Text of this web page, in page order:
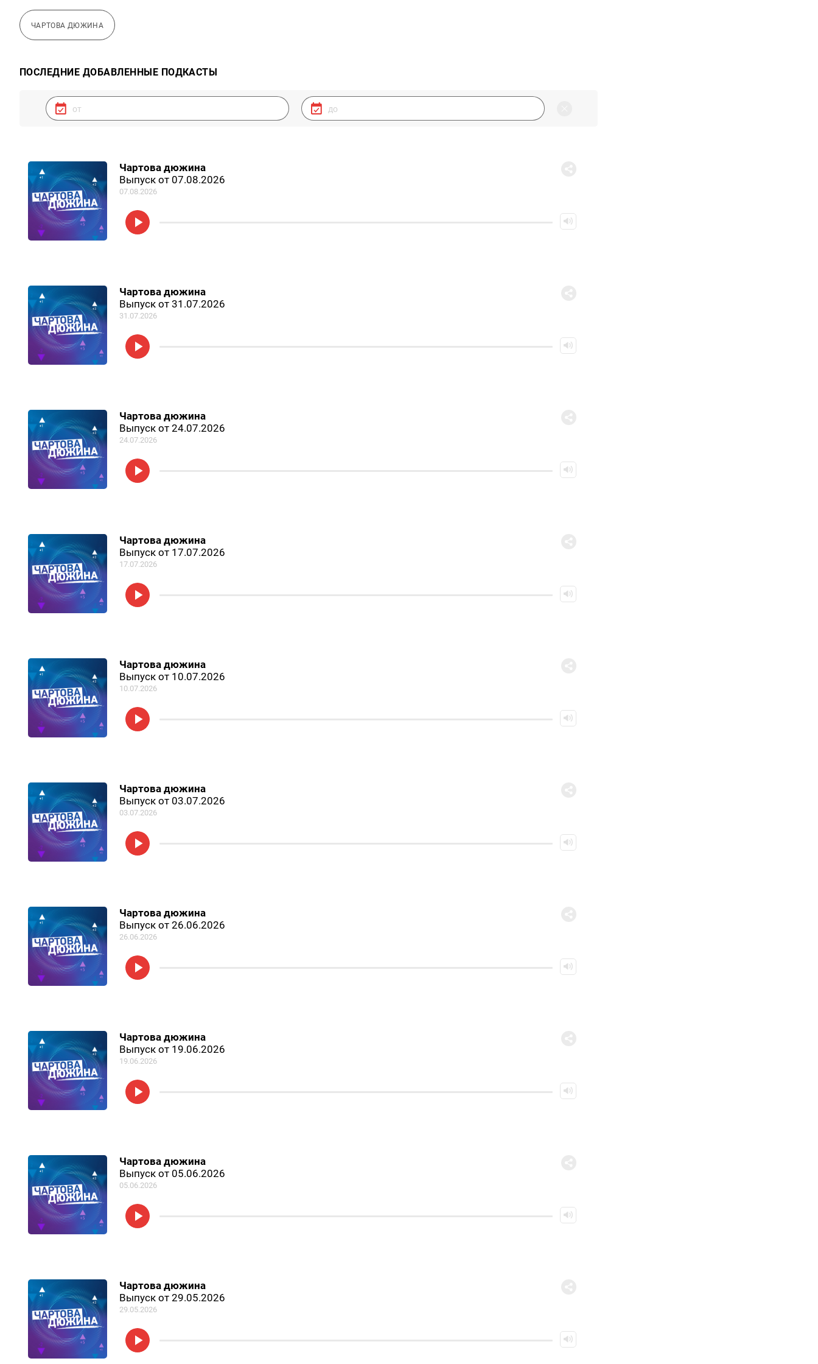
ЧАРТОВА ДЮЖИНА
ПОСЛЕДНИЕ ДОБАВЛЕННЫЕ ПОДКАСТЫ
Чартова дюжина
Выпуск от 07.08.2026
07.08.2026
Чартова дюжина
Выпуск от 31.07.2026
31.07.2026
Чартова дюжина
Выпуск от 24.07.2026
24.07.2026
Чартова дюжина
Выпуск от 17.07.2026
17.07.2026
Чартова дюжина
Выпуск от 10.07.2026
10.07.2026
Чартова дюжина
Выпуск от 03.07.2026
03.07.2026
Чартова дюжина
Выпуск от 26.06.2026
26.06.2026
Чартова дюжина
Выпуск от 19.06.2026
19.06.2026
Чартова дюжина
Выпуск от 05.06.2026
05.06.2026
Чартова дюжина
Выпуск от 29.05.2026
29.05.2026